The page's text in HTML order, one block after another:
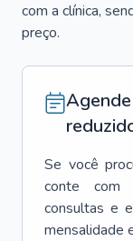
com a clínica,
preço.
Se você
conte com
consultas e
mensalidade